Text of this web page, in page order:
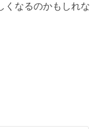
くなるのかもしれな